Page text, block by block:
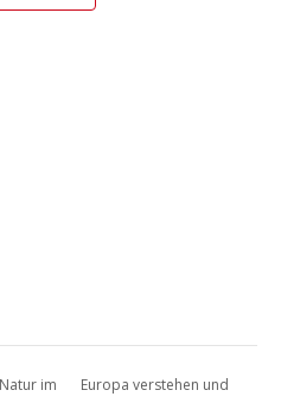
im
Europa verstehen und